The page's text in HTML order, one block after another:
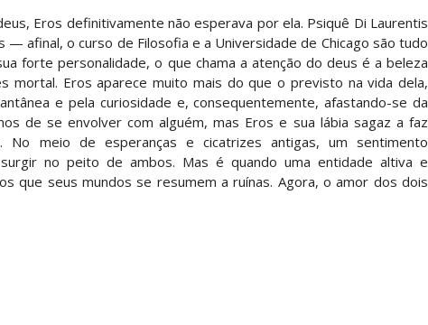
Eros definitivamente não esperava por ela. Psiquê Di Laurentis
afinal, o curso de Filosofia e a Universidade de Chicago são tudo
forte personalidade, o que chama a atenção do deus é a beleza
mortal. Eros aparece muito mais do que o previsto na vida dela,
e pela curiosidade e, consequentemente, afastando-se da
de se envolver com alguém, mas Eros e sua lábia sagaz a faz
meio de esperanças e cicatrizes antigas, um sentimento
no peito de ambos. Mas é quando uma entidade altiva e
que seus mundos se resumem a ruínas. Agora, o amor dos dois